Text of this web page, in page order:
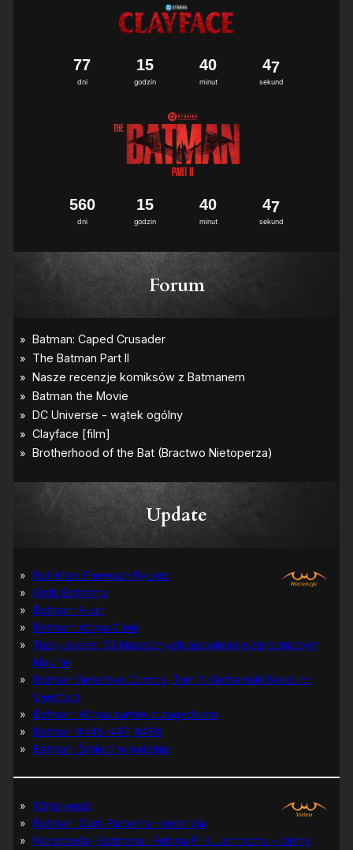
dni
77
godzin
15
minut
40
sekund
46
7
dni
560
godzin
15
minut
40
sekund
46
7
Forum
Update
Bat-Man: Pierwszy Rycerz
Grób Batmana
Batman: Hush
Batman: Wojna Cieni
Tuzy Jokera: 13 klasycznych opowieści o zbrodniczym
klaunie
Batman Detective Comics, Tom 1: Gothamski Nokturn:
Uwertura
Batman: Wojna żartów z zagadkami
Batman #445-447, #480
Batman: Śmierć w rodzinie
Wątpliwość
Batman: Dark Patterns – recenzja
Nie prześpij Batmana i Robina P. K. Johnsona + zimny